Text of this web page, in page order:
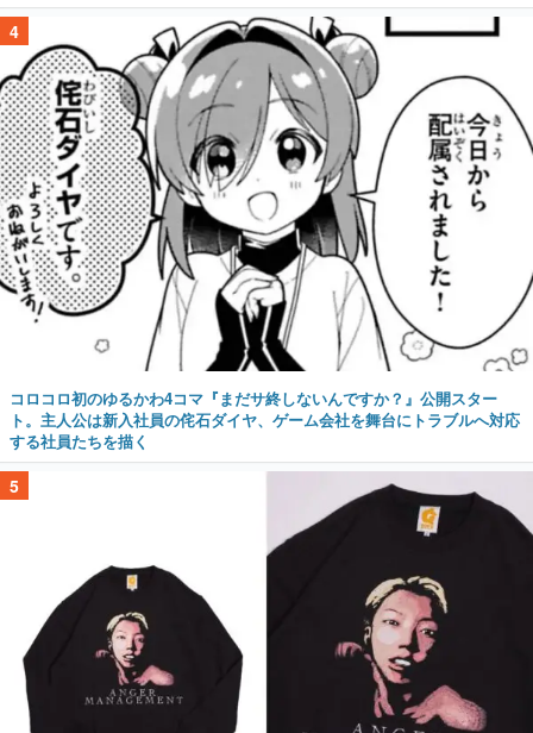
4
コロコロ初のゆるかわ4コマ『まだサ終しないんですか？』公開スター
ト。主人公は新入社員の侘石ダイヤ、ゲーム会社を舞台にトラブルへ対応
する社員たちを描く
5